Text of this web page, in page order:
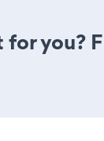
you?